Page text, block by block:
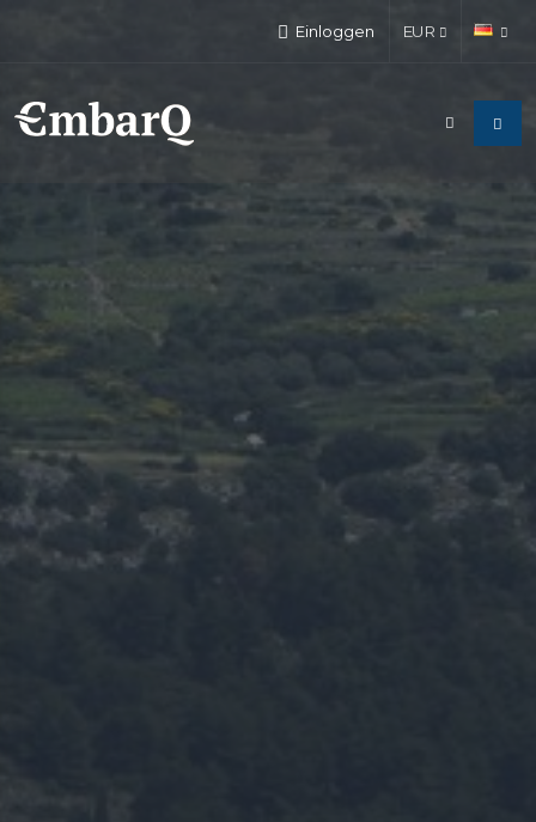
Einloggen EUR